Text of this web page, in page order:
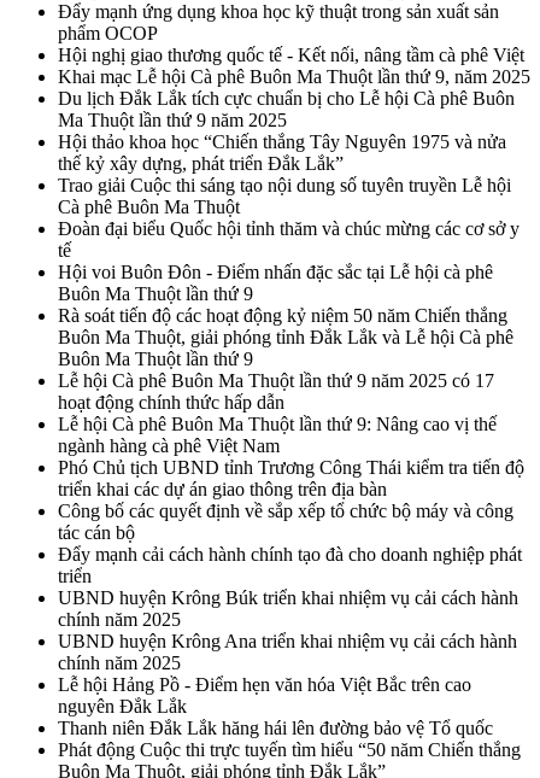
Đẩy mạnh ứng dụng khoa học kỹ thuật trong sản xuất sản
phẩm OCOP
Hội nghị giao thương quốc tế - Kết nối, nâng tầm cà phê Việt
Khai mạc Lễ hội Cà phê Buôn Ma Thuột lần thứ 9, năm 2025
Du lịch Đắk Lắk tích cực chuẩn bị cho Lễ hội Cà phê Buôn
Ma Thuột lần thứ 9 năm 2025
Hội thảo khoa học “Chiến thắng Tây Nguyên 1975 và nửa
thế kỷ xây dựng, phát triển Đắk Lắk”
Trao giải Cuộc thi sáng tạo nội dung số tuyên truyền Lễ hội
Cà phê Buôn Ma Thuột
Đoàn đại biểu Quốc hội tỉnh thăm và chúc mừng các cơ sở y
tế
Hội voi Buôn Đôn - Điểm nhấn đặc sắc tại Lễ hội cà phê
Buôn Ma Thuột lần thứ 9
Rà soát tiến độ các hoạt động kỷ niệm 50 năm Chiến thắng
Buôn Ma Thuột, giải phóng tỉnh Đắk Lắk và Lễ hội Cà phê
Buôn Ma Thuột lần thứ 9
Lễ hội Cà phê Buôn Ma Thuột lần thứ 9 năm 2025 có 17
hoạt động chính thức hấp dẫn
Lễ hội Cà phê Buôn Ma Thuột lần thứ 9: Nâng cao vị thế
ngành hàng cà phê Việt Nam
Phó Chủ tịch UBND tỉnh Trương Công Thái kiểm tra tiến độ
triển khai các dự án giao thông trên địa bàn
Công bố các quyết định về sắp xếp tổ chức bộ máy và công
tác cán bộ
Đẩy mạnh cải cách hành chính tạo đà cho doanh nghiệp phát
triển
UBND huyện Krông Búk triển khai nhiệm vụ cải cách hành
chính năm 2025
UBND huyện Krông Ana triển khai nhiệm vụ cải cách hành
chính năm 2025
Lễ hội Hảng Pồ - Điểm hẹn văn hóa Việt Bắc trên cao
nguyên Đắk Lắk
Thanh niên Đắk Lắk hăng hái lên đường bảo vệ Tổ quốc
Phát động Cuộc thi trực tuyến tìm hiểu “50 năm Chiến thắng
Buôn Ma Thuột, giải phóng tỉnh Đắk Lắk”